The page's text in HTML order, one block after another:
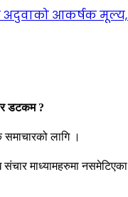
आकर्षक मूल्य,
डटकम ?
समाचारको लागि ।
माध्यामहरुमा